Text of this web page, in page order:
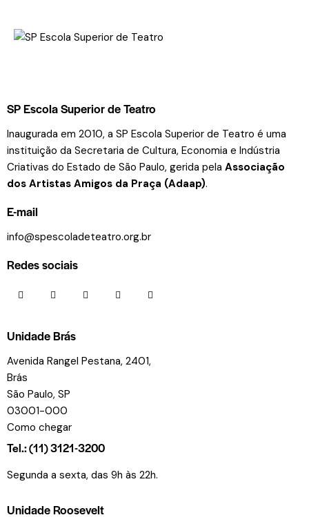
SP Escola Superior de Teatro
Inaugurada em 2010, a SP Escola Superior de Teatro é uma
instituição da Secretaria de Cultura, Economia e Indústria
Criativas do Estado de São Paulo, gerida pela Associação
dos Artistas Amigos da Praça (Adaap).
E-mail
info@spescoladeteatro.org.br
Redes sociais
Unidade Brás
Avenida Rangel Pestana, 2401,
Brás
São Paulo, SP
03001-000
Como chegar
Tel.: (11) 3121-3200
Segunda a sexta, das 9h às 22h.
Unidade Roosevelt